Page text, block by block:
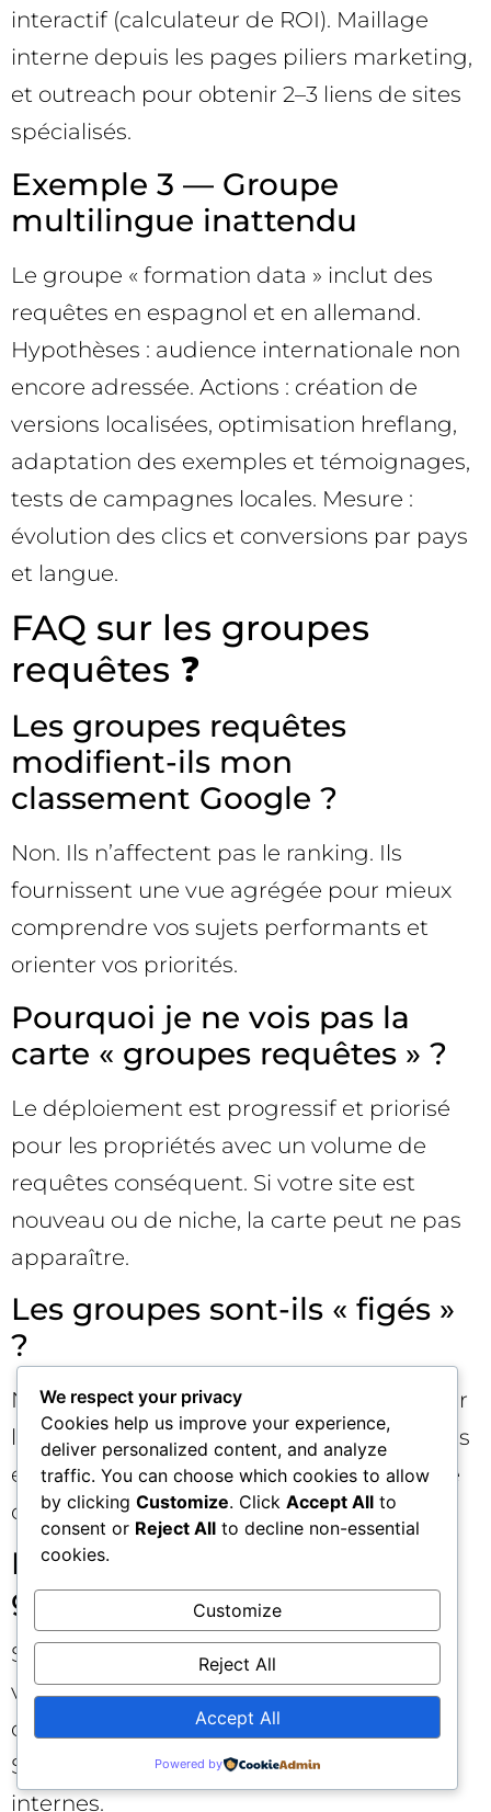
interactif (calculateur de ROI). Maillage
interne depuis les pages piliers marketing,
et outreach pour obtenir 2–3 liens de sites
spécialisés.
Exemple 3 — Groupe
multilingue inattendu
Le groupe « formation data » inclut des
requêtes en espagnol et en allemand.
Hypothèses : audience internationale non
encore adressée. Actions : création de
versions localisées, optimisation hreflang,
adaptation des exemples et témoignages,
tests de campagnes locales. Mesure :
évolution des clics et conversions par pays
et langue.
FAQ sur les groupes
requêtes ❓
Les groupes requêtes
modifient-ils mon
classement Google ?
Non. Ils n’affectent pas le ranking. Ils
fournissent une vue agrégée pour mieux
comprendre vos sujets performants et
orienter vos priorités.
Pourquoi je ne vois pas la
carte « groupes requêtes » ?
Le déploiement est progressif et priorisé
pour les propriétés avec un volume de
requêtes conséquent. Si votre site est
nouveau ou de niche, la carte peut ne pas
apparaître.
Les groupes sont-ils « figés »
?
Non. Les regroupements sont calculés par
l’IA et peuvent évoluer selon les tendances
et vos contenus. Conservez une approche
comparative prudente dans le temps.
Puis-je exporter la liste des
groupes requêtes ?
Search Console Insights propose une
visualisation simplifiée. Pour des exports
complets, combinez-la avec les rapports
Search Console standards et vos outils
internes.
We respect your privacy
Cookies help us improve your experience,
deliver personalized content, and analyze
traffic. You can choose which cookies to allow
by clicking Customize. Click Accept All to
consent or Reject All to decline non-essential
cookies.
Customize
Reject All
Accept All
Powered by